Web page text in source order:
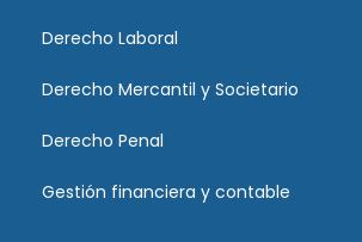
Derecho Laboral
Derecho Mercantil y Societario
Derecho Penal
Gestión financiera y contable